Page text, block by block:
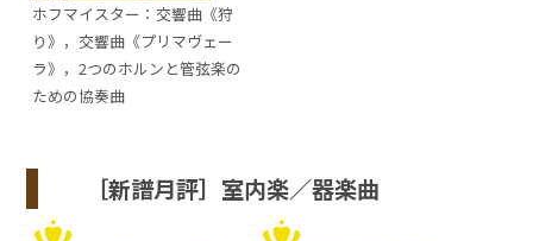
ホフマイスター：交響曲《狩
り》，交響曲《プリマヴェー
ラ》，2つのホルンと管弦楽の
ための協奏曲
［新譜月評］室内楽／器楽曲